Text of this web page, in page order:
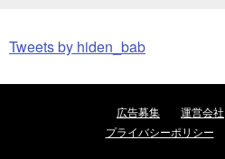
Tweets by hiden_bab
広告募集 運営会社
プライバシーポリシー